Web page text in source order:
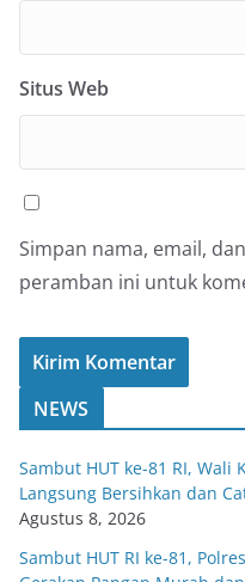
Situs Web
Simpan nama, email,
peramban ini untuk
NEWS
Sambut HUT ke-81 RI, Wali
Langsung Bersihkan dan
Agustus 8, 2026
Sambut HUT RI ke-81,